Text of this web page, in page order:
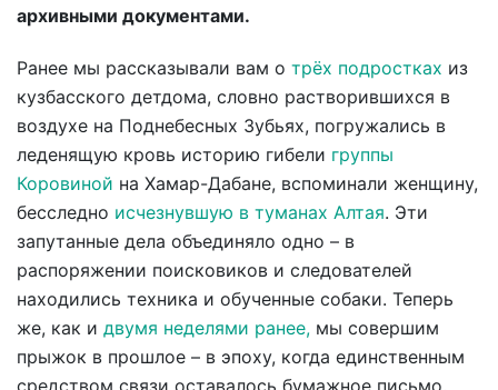
архивными документами.
Ранее мы рассказывали вам о трёх подростках из
кузбасского детдома, словно растворившихся в
воздухе на Поднебесных Зубьях, погружались в
леденящую кровь историю гибели группы
Коровиной на Хамар-Дабане, вспоминали женщину,
бесследно исчезнувшую в туманах Алтая. Эти
запутанные дела объединяло одно – в
распоряжении поисковиков и следователей
находились техника и обученные собаки. Теперь
же, как и двумя неделями ранее, мы совершим
прыжок в прошлое – в эпоху, когда единственным